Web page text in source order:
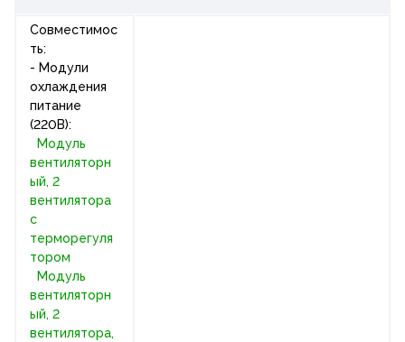
Совместимос
ть:
- Модули
охлаждения
питание
(220В):
Модуль
вентиляторн
ый, 2
вентилятора
с
терморегуля
тором
Модуль
вентиляторн
ый, 2
вентилятора,